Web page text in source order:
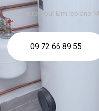
chaudière fioul Elm leblanc
09 72 66 89 55